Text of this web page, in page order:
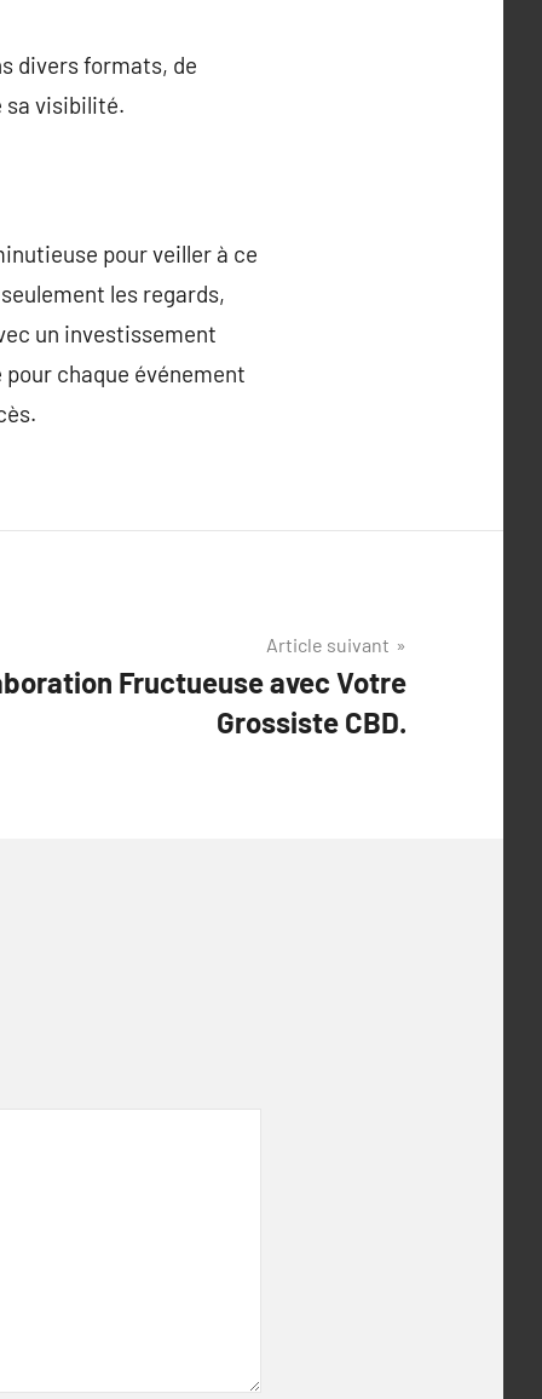
divers formats, de
sa visibilité.
pour veiller à ce
les regards,
un investissement
chaque événement
Article suivant
Fructueuse avec Votre
Grossiste CBD.